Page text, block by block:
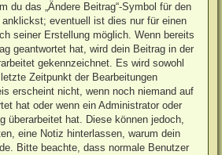
du das „Ändere Beitrag“-Symbol für den
eventuell ist dies nur für einen
seiner Erstellung möglich. Wenn bereits
geantwortet hat, wird dein Beitrag in der
gekennzeichnet. Es wird sowohl
Zeitpunkt der Bearbeitungen
erscheint nicht, wenn noch niemand auf
hat oder wenn ein Administrator oder
überarbeitet hat. Diese können jedoch,
eine Notiz hinterlassen, warum dein
Bitte beachte, dass normale Benutzer